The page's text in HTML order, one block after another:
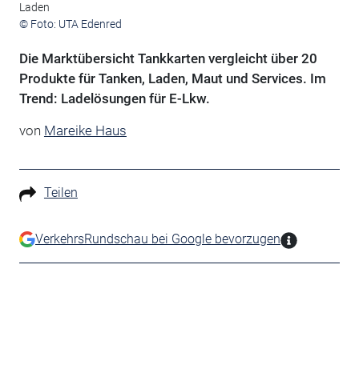
Laden
© Foto: UTA Edenred
Die Marktübersicht Tankkarten vergleicht über 20
Produkte für Tanken, Laden, Maut und Services. Im
Trend: Ladelösungen für E-Lkw.
von Mareike Haus
Teilen
VerkehrsRundschau bei Google bevorzugen